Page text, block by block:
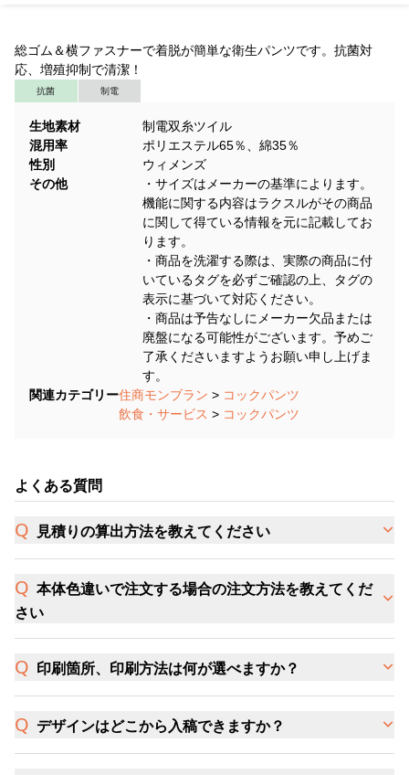
総ゴム＆横ファスナーで着脱が簡単な衛生パンツです。抗菌対
応、増殖抑制で清潔！
抗菌 制電
生地素材
制電双糸ツイル
混用率
ポリエステル65％、綿35％
性別
ウィメンズ
その他
・サイズはメーカーの基準によります。
機能に関する内容はラクスルがその商品
に関して得ている情報を元に記載してお
ります。
・商品を洗濯する際は、実際の商品に付
いているタグを必ずご確認の上、タグの
表示に基づいて対応ください。
・商品は予告なしにメーカー欠品または
廃盤になる可能性がございます。予めご
了承くださいますようお願い申し上げま
す。
関連カテゴリー住商モンブラン > コックパンツ
飲食・サービス > コックパンツ
よくある質問
見積りの算出方法を教えてください
本体色違いで注文する場合の注文方法を教えてくだ
さい
印刷箇所、印刷方法は何が選べますか？
デザインはどこから入稿できますか？